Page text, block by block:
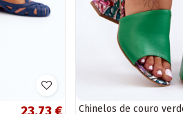
Chinelos de couro